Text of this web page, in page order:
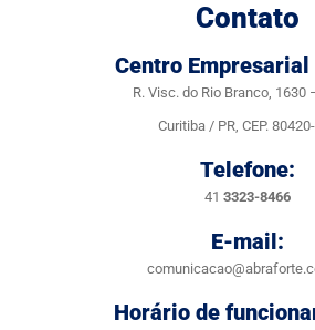
Contato
Centro Empresarial
R. Visc. do Rio Branco, 1630
Curitiba / PR, CEP.
Telefone:
41 3323-8466
E-mail:
Horário de